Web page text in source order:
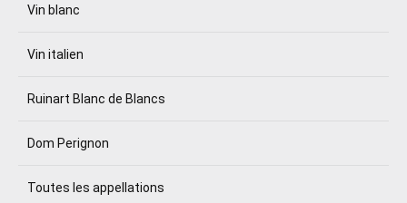
Vin blanc
Vin italien
Ruinart Blanc de Blancs
Dom Perignon
Toutes les appellations